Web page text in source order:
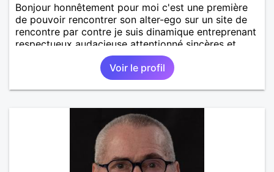
Bonjour honnêtement pour moi c'est une première
de pouvoir rencontrer son alter-ego sur un site de
rencontre par contre je suis dinamique entreprenant
respectueux audacieuse attentionné sincères et
expressif et j' aime surtout les câlins et à les
partager avec humour et amour bisous à+ à bientôt
Voir le profil